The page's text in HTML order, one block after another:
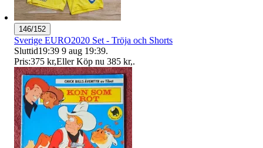
146/152
Sverige EURO2020 Set - Tröja och Shorts
Sluttid19:39 9 aug 19:39.
Pris:375 kr,Eller Köp nu 385 kr,.